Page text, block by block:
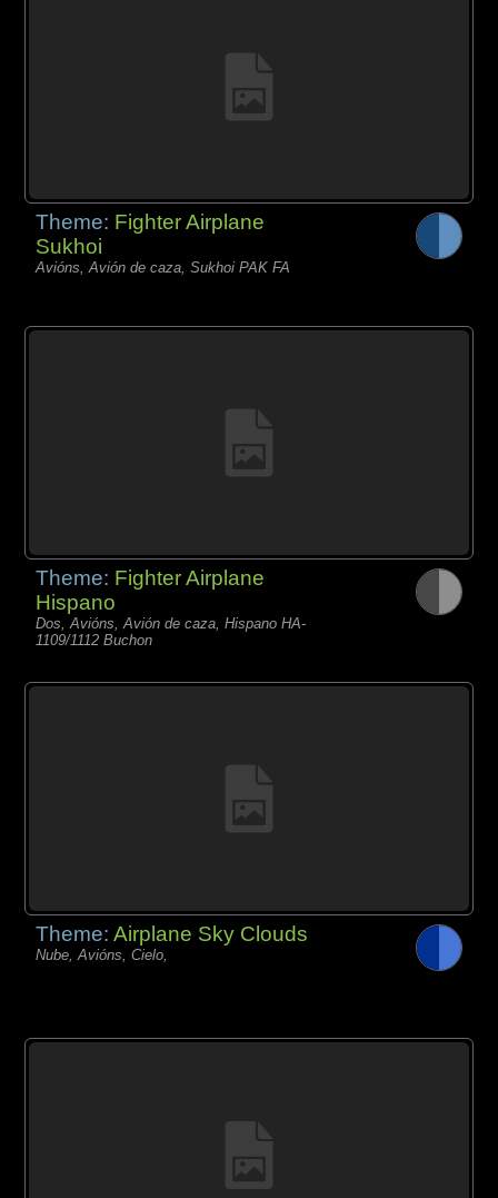
Theme: Fighter Airplane
Sukhoi
Avións, Avión de caza, Sukhoi PAK FA
Theme: Fighter Airplane
Hispano
Dos, Avións, Avión de caza, Hispano HA-
1109/1112 Buchon
Theme:Airplane Sky Clouds
Nube, Avións, Cielo,